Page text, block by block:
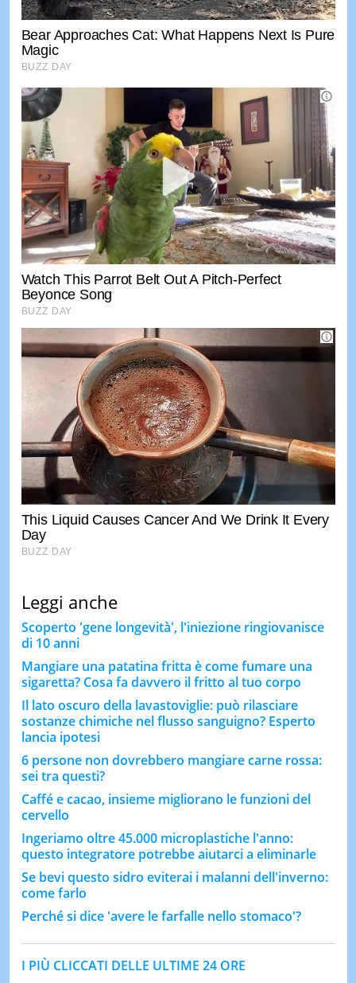
Leggi anche
Scoperto 'gene longevità', l'iniezione ringiovanisce
di 10 anni
Mangiare una patatina fritta è come fumare una
sigaretta? Cosa fa davvero il fritto al tuo corpo
Il lato oscuro della lavastoviglie: può rilasciare
sostanze chimiche nel flusso sanguigno? Esperto
lancia ipotesi
6 persone non dovrebbero mangiare carne rossa:
sei tra questi?
Caffé e cacao, insieme migliorano le funzioni del
cervello
Ingeriamo oltre 45.000 microplastiche l'anno:
questo integratore potrebbe aiutarci a eliminarle
Se bevi questo sidro eviterai i malanni dell'inverno:
come farlo
Perché si dice 'avere le farfalle nello stomaco'?
I PIÙ CLICCATI DELLE ULTIME 24 ORE